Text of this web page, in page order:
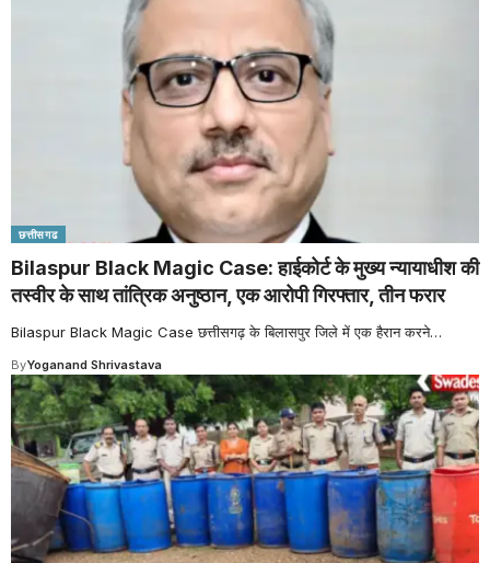
छत्तीसगढ
Bilaspur Black Magic Case: हाईकोर्ट के मुख्य न्यायाधीश की
तस्वीर के साथ तांत्रिक अनुष्ठान, एक आरोपी गिरफ्तार, तीन फरार
Bilaspur Black Magic Case छत्तीसगढ़ के बिलासपुर जिले में एक हैरान करने…
ByYoganand Shrivastava